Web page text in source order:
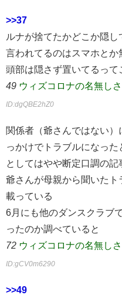
>>37
ルナが捨てたかどこか隠し
言われてるのはスマホとか
頭部は隠さず置いてるって
49 ウィズコロナの名無しさ
ID:dgQBE2hZ0
関係者（爺さんではない
っかけでトラブルになっ
としてはやや断定口調の記
爺さんが母親から聞いた
載っている
6月にも他のダンスクラブ
ったのか調べていると
72 ウィズコロナの名無しさ
ID:gCV0m6290
>>49